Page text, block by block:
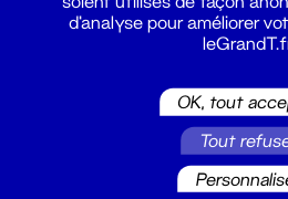
billetterie@leGrandT.fr
d'analyse pour améliorer
OK, tout
Tout